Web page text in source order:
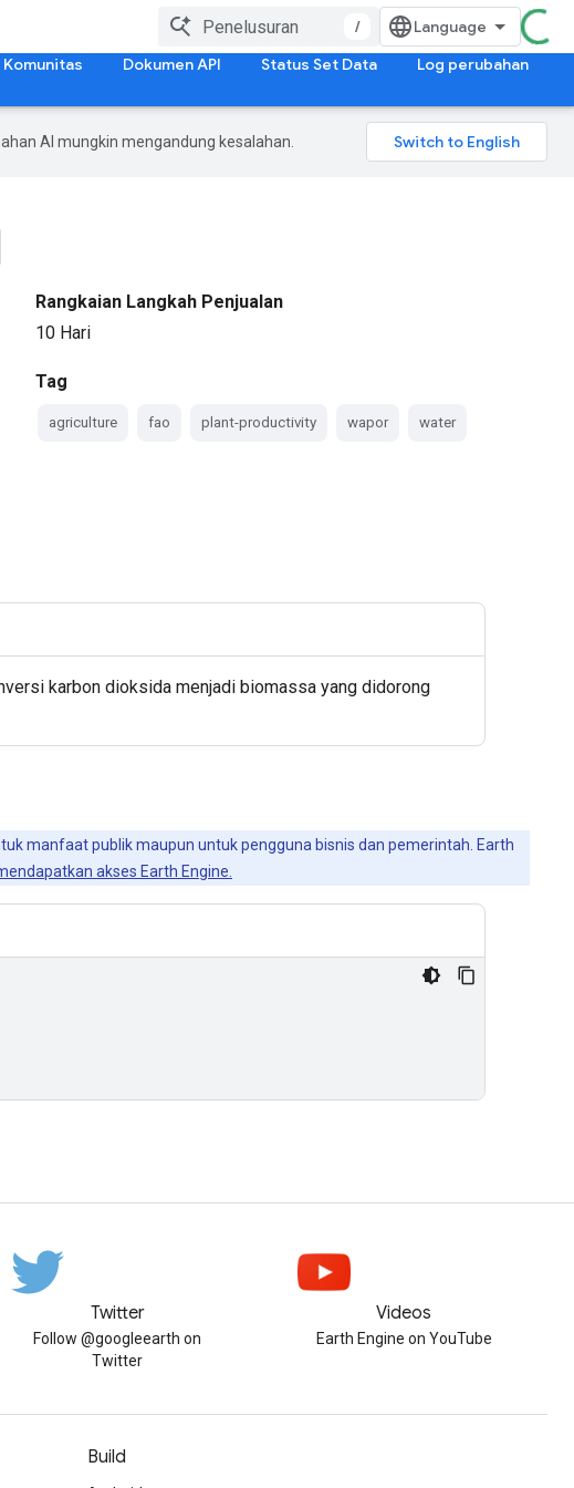
/
Komunitas Dokumen API Status Set Data Log perubahan
AI mungkin mengandung kesalahan.
Rangkaian Langkah Penjualan
10 Hari
Tag
agriculture fao plant-productivity wapor water
karbon dioksida menjadi biomassa yang didorong
manfaat publik maupun untuk pengguna bisnis dan pemerintah. Earth
akses Earth Engine.
Twitter
Follow @googleearth on
Twitter
Videos
Earth Engine on YouTube
Build